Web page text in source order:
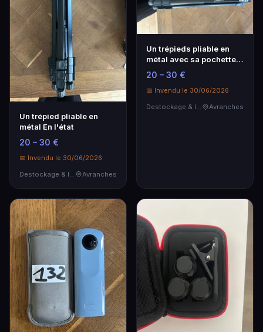
Un trépied pliable en
métal En l'état
20 – 30 €
📅 Invendu le 30/06/2026
Destockage & Invendus
Avranches
Un trépieds pliable en
métal avec sa pochette
de rangement E…
20 – 30 €
📅 Invendu le 30/06/2026
Avranches